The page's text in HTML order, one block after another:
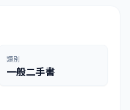
類別
一般二手書